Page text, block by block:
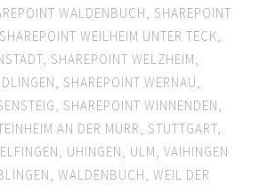
WALDENBUCH, SHAREPOINT
SHAREPOINT WEILHEIM UNTER TECK,
, SHAREPOINT WELZHEIM,
, SHAREPOINT WERNAU,
, SHAREPOINT WINNENDEN,
AN DER MURR, STUTTGART,
, UHINGEN, ULM, VAIHINGEN
, WALDENBUCH, WEIL DER